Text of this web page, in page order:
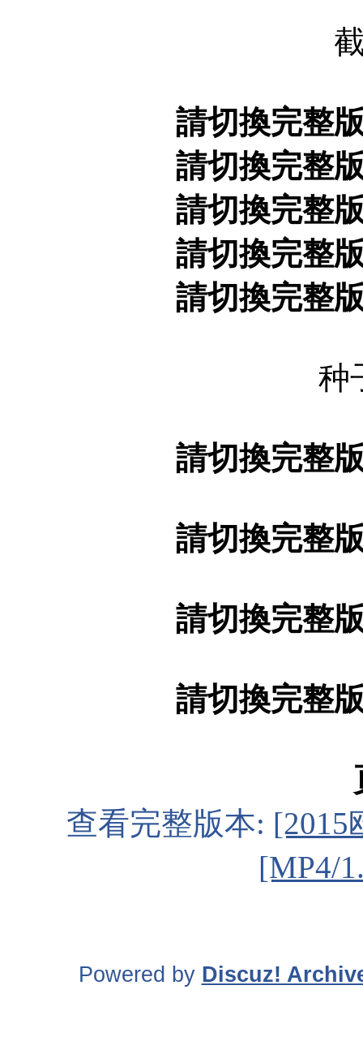
請切換完整
請切換完整
請切換完整
請切換完整
請切換完整
种
請切換完整
請切換完整
請切換完整
請切換完整
查看完整版本:
[MP4/
Powered by Discuz!